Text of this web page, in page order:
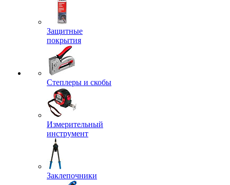
Защитные
покрытия
Степлеры и скобы
Измерительный
инструмент
Заклепочники